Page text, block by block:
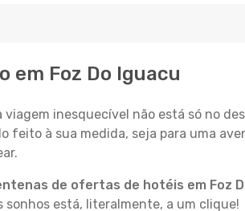
Foz Do Iguacu
viagem inesquecível não está só no
feito à sua medida, seja para uma
de ofertas de hotéis em Foz
sonhos está, literalmente, a um clique!